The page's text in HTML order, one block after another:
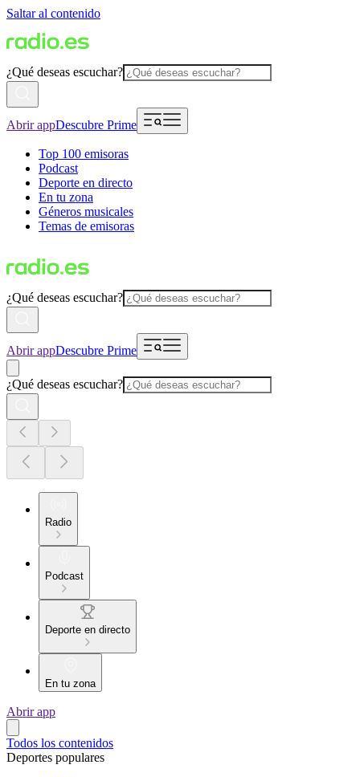
Saltar al contenido
¿Qué deseas escuchar?
Abrir appDescubre Prime
Top 100 emisoras
Podcast
Deporte en directo
En tu zona
Géneros musicales
Temas de emisoras
¿Qué deseas escuchar?
Abrir appDescubre Prime
¿Qué deseas escuchar?
Radio
Podcast
Deporte en directo
En tu zona
Abrir app
Todos los contenidos
Deportes populares